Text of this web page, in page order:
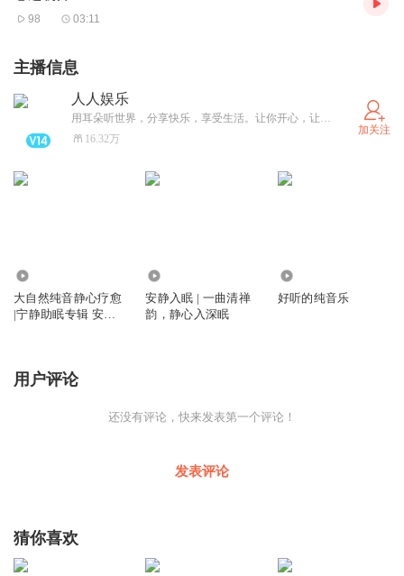
98 03:11
主播信息
人人娱乐
用耳朵听世界，分享快乐，享受生活。让你开心，让你笑，抖音搜：宝军在北京
16.32万
加关注
大自然纯音静心疗愈
|宁静助眠专辑 安然
安静入眠 | 一曲清禅
韵，静心入深眠
好听的纯音乐
用户评论
还没有评论，快来发表第一个评论！
发表评论
猜你喜欢